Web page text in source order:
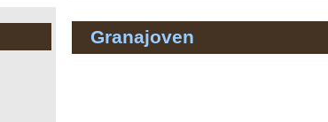
Granajoven